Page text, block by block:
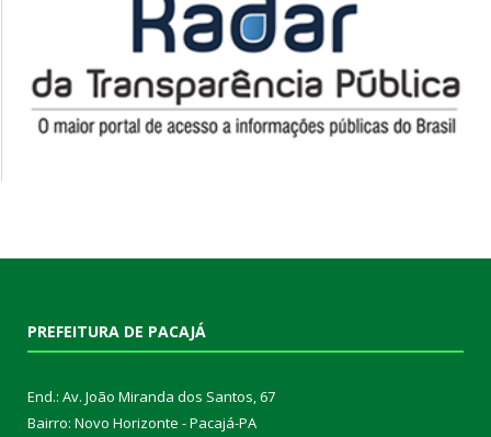
PREFEITURA DE PACAJÁ
End.: Av. João Miranda dos Santos, 67
Bairro: Novo Horizonte - Pacajá-PA